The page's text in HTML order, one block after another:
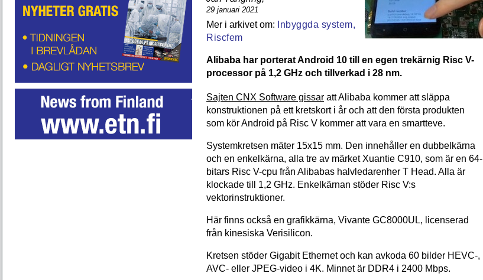
29 januari 2021
Inbyggda system,
Riscfem
Alibaba har porterat Android 10 till en egen trekärnig Risc V-
processor på 1,2 GHz och tillverkad i 28 nm.
Sajten CNX Software gissar att Alibaba kommer att släppa
konstruktionen på ett kretskort i år och att den första produkten
som kör Android på Risc V kommer att vara en smartteve.
Systemkretsen mäter 15x15 mm. Den innehåller en dubbelkärna
och en enkelkärna, alla tre av märket Xuantie C910, som är en 64-
bitars Risc V-cpu från Alibabas halvledarenher T Head. Alla är
klockade till 1,2 GHz. Enkelkärnan stöder Risc V:s
vektorinstruktioner.
Här finns också en grafikkärna, Vivante GC8000UL, licenserad
från kinesiska Verisilicon.
Kretsen stöder Gigabit Ethernet och kan avkoda 60 bilder HEVC-,
AVC- eller JPEG-video i 4K. Minnet är DDR4 i 2400 Mbps.